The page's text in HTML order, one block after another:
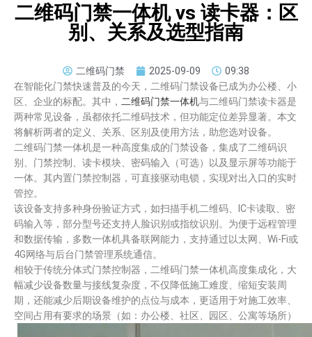
二维码门禁一体机 vs 读卡器：区
别、关系及选型指南
二维码门禁 2025-09-09
09:38
在智能化门禁快速普及的今天，二维码门禁设备已成为办公楼、小
区、企业的标配。其中， 二维码门禁一体机与二维码门禁读卡器是
两种常见设备，虽都依托二维码技术，但功能定位差异显著。本文
将解析两者的定义、关系、区别及使用方法，助您选对设备。​
二维码门禁一体机是一种高度集成的门禁设备，集成了二维码识
别、门禁控制、读卡模块、密码输入（可选）以及显示屏等功能于
一体。其内置门禁控制器，可直接驱动电锁，实现对出入口的实时
管控。
该设备支持多种身份验证方式，如扫描手机二维码、IC卡读取、密
码输入等，部分型号还支持人脸识别或指纹识别。为便于远程管理
和数据传输，多数一体机具备联网能力，支持通过以太网、Wi-Fi或
4G网络与后台门禁管理系统通信。
相较于传统分体式门禁控制器，二维码门禁一体机高度集成化，大
幅减少设备数量与接线复杂度，不仅降低施工难度、缩短安装周
期，还能减少后期设备维护的点位与成本，更适用于对施工效率、
空间占用有要求的场景（如：办公楼、社区、园区、公寓等场所）